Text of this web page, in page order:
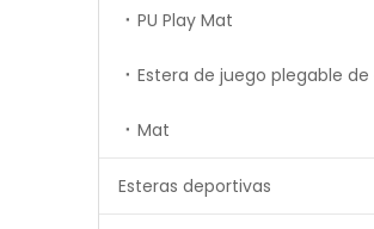
PU Play Mat
Mat
Esteras deportivas